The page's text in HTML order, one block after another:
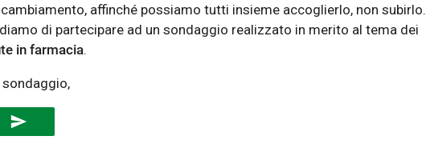
affinché possiamo tutti insieme accoglierlo, non subirlo.
di partecipare ad un sondaggio realizzato in merito al tema dei
in farmacia.
sondaggio,
send